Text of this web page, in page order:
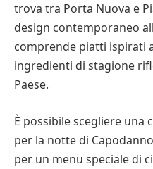
trova tra Porta Nuova e
design contemporaneo
comprende piatti ispirati
ingredienti di stagione
Paese.
È possibile scegliere una
per la notte di
per un menu speciale di